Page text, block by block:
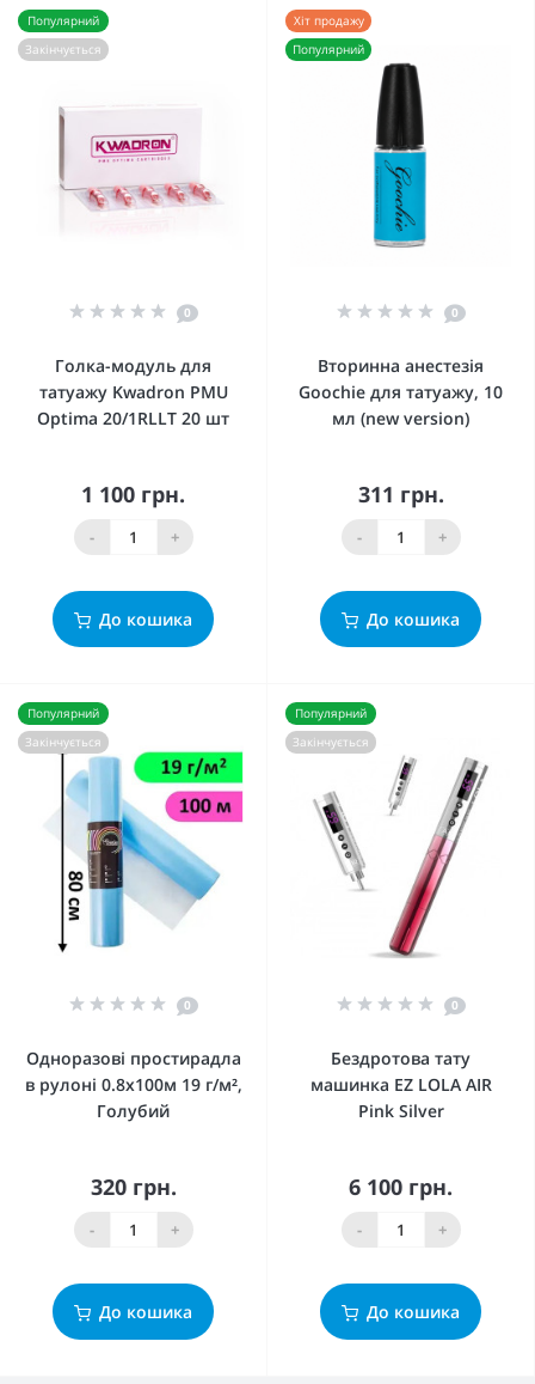
Популярний
Закінчується
0
Голка-модуль для
татуажу Kwadron PMU
Optima 20/1RLLT 20 шт
1 100 грн.
- +
До кошика
Хіт продажу
Популярний
0
Вторинна анестезія
Goochie для татуажу, 10
мл (new version)
311 грн.
- +
До кошика
Популярний
Закінчується
0
Одноразові простирадла
в рулоні 0.8х100м 19 г/м²,
Голубий
320 грн.
- +
До кошика
Популярний
Закінчується
0
Бездротова тату
машинка EZ LOLA AIR
Pink Silver
6 100 грн.
- +
До кошика